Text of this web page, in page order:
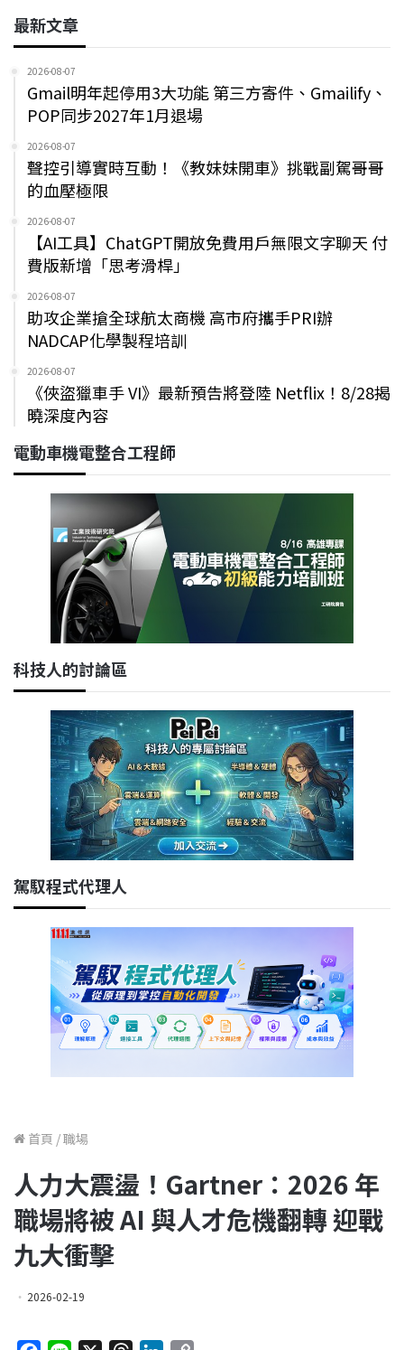
最新文章
2026-08-07
Gmail明年起停用3大功能 第三方寄件、Gmailify、
POP同步2027年1月退場
2026-08-07
聲控引導實時互動！《教妹妹開車》挑戰副駕哥哥
的血壓極限
2026-08-07
【AI工具】ChatGPT開放免費用戶無限文字聊天 付
費版新增「思考滑桿」
2026-08-07
助攻企業搶全球航太商機 高市府攜手PRI辦
NADCAP化學製程培訓
2026-08-07
《俠盜獵車手 VI》最新預告將登陸 Netflix！8/28揭
曉深度內容
電動車機電整合工程師
科技人的討論區
駕馭程式代理人